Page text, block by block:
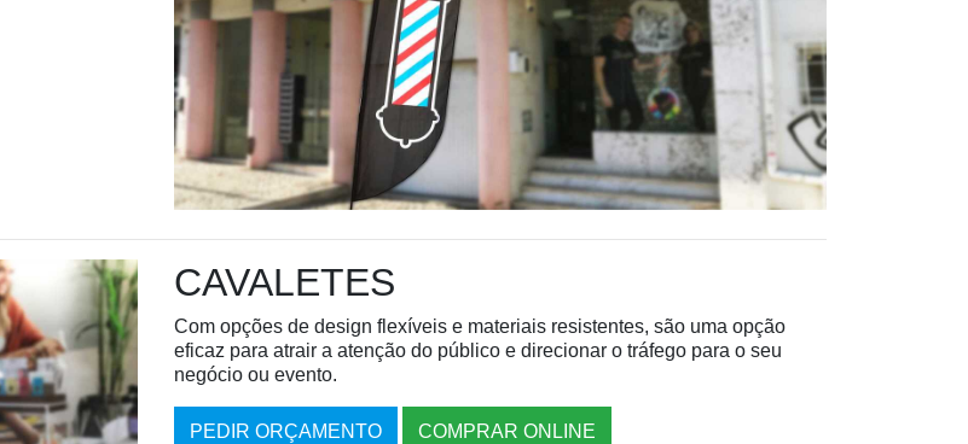
CAVALETES
Com opções de design flexíveis e materiais resistentes, são uma opção
eficaz para atrair a atenção do público e direcionar o tráfego para o seu
negócio ou evento.
PEDIR ORÇAMENTO COMPRAR ONLINE